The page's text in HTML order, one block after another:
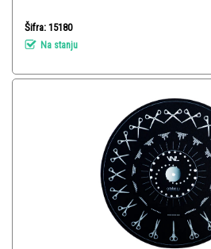
Šifra: 15180
Na stanju